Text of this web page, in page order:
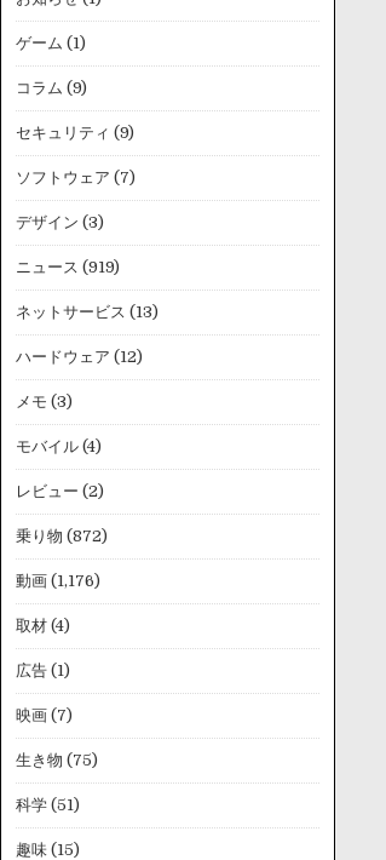
ゲーム (1)
コラム (9)
セキュリティ (9)
ソフトウェア (7)
デザイン (3)
ニュース (919)
ネットサービス (13)
ハードウェア (12)
メモ (3)
モバイル(4)
レビュー (2)
乗り物 (872)
動画(1,176)
取材(4)
広告(1)
映画(7)
生き物 (75)
科学(51)
趣味(15)